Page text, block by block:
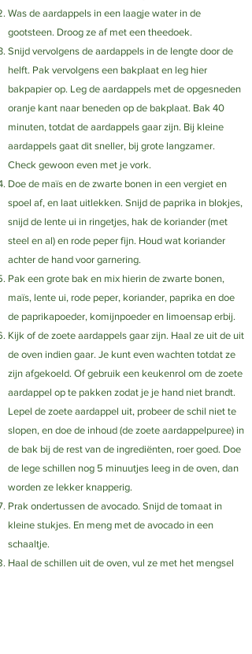
Was de aardappels in een laagje water in de
gootsteen. Droog ze af met een theedoek.
Snijd vervolgens de aardappels in de lengte door de
helft. Pak vervolgens een bakplaat en leg hier
bakpapier op. Leg de aardappels met de opgesneden
oranje kant naar beneden op de bakplaat. Bak 40
minuten, totdat de aardappels gaar zijn. Bij kleine
aardappels gaat dit sneller, bij grote langzamer.
Check gewoon even met je vork.
Doe de maïs en de zwarte bonen in een vergiet en
spoel af, en laat uitlekken. Snijd de paprika in blokjes,
snijd de lente ui in ringetjes, hak de koriander (met
steel en al) en rode peper fijn. Houd wat koriander
achter de hand voor garnering.
Pak een grote bak en mix hierin de zwarte bonen,
maïs, lente ui, rode peper, koriander, paprika en doe
de paprikapoeder, komijnpoeder en limoensap erbij.
Kijk of de zoete aardappels gaar zijn. Haal ze uit de uit
de oven indien gaar. Je kunt even wachten totdat ze
zijn afgekoeld. Of gebruik een keukenrol om de zoete
aardappel op te pakken zodat je je hand niet brandt.
Lepel de zoete aardappel uit, probeer de schil niet te
slopen, en doe de inhoud (de zoete aardappelpuree) in
de bak bij de rest van de ingrediënten, roer goed. Doe
de lege schillen nog 5 minuutjes leeg in de oven, dan
worden ze lekker knapperig.
Prak ondertussen de avocado. Snijd de tomaat in
kleine stukjes. En meng met de avocado in een
schaaltje.
Haal de schillen uit de oven, vul ze met het mengsel